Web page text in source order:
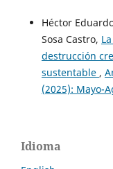
Héctor
Sosa Castro,
destrucción
sustentable ,
(2025): Mayo-
Idioma